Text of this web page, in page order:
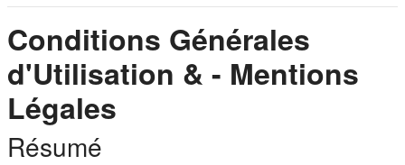
Conditions Générales
d'Utilisation & - Mentions
Légales
Résumé